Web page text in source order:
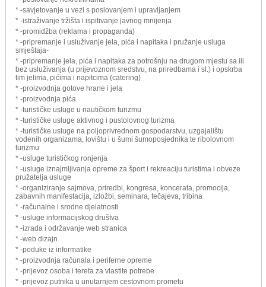
* -savjetovanje u vezi s poslovanjem i upravljanjem
* -istraživanje tržišta i ispitivanje javnog mnijenja
* -promidžba (reklama i propaganda)
* -pripremanje i usluživanje jela, pića i napitaka i pružanje usluga
smještaja-
* -pripremanje jela, pića i napitaka za potrošnju na drugom mjestu sa ili
bez usluživanja (u prijevoznom sredstvu, na priredbama i sl.) i opskrba
tim jelima, pićima i napitcima (catering)
* -proizvodnja gotove hrane i jela
* -proizvodnja pića
* -turističke usluge u nautičkom turizmu
* -turističke usluge aktivnog i pustolovnog turizma
* -turističke usluge na poljoprivrednom gospodarstvu, uzgajalištu
vodenih organizama, lovištu i u šumi šumoposjednika te ribolovnom
turizmu
* -usluge turističkog ronjenja
* -usluge iznajmljivanja opreme za šport i rekreaciju turistima i obveze
pružatelja usluge
* -organiziranje sajmova, priredbi, kongresa, koncerata, promocija,
zabavnih manifestacija, izložbi, seminara, tečajeva, tribina
* -računalne i srodne djelatnosti
* -usluge informacijskog društva
* -izrada i održavanje web stranica
* -web dizajn
* -poduke iz informatike
* -proizvodnja računala i periferne opreme
* -prijevoz osoba i tereta za vlastite potrebe
* -prijevoz putnika u unutarnjem cestovnom prometu